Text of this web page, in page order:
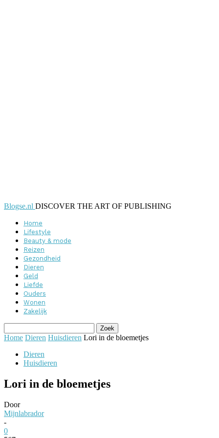
Blogse.nl DISCOVER THE ART OF PUBLISHING
Home
Lifestyle
Beauty & mode
Reizen
Gezondheid
Dieren
Geld
Liefde
Ouders
Wonen
Zakelijk
Home Dieren Huisdieren Lori in de bloemetjes
Dieren
Huisdieren
Lori in de bloemetjes
Door
Mijnlabrador
-
0